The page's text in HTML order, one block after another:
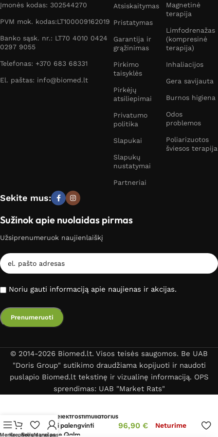
Įmonės kodas: 302544270
PVM mok. kodas:LT100009162019
Banko sąsk. nr.: LT70 4010 0424
0297 9055
Telefonas: +370 683 68331
El. paštas: info@biomed.lt
Atsiskaitymas
Pristatymas
Garantija ir
grąžinimas
Pirkimo
taisyklės
Pirkėjų
atsiliepimai
Privatumo
politika
Slapukai
Slapukų
nustatymai
Partneriai
Magnetinė
terapija
Limfodrenažas
(kompresinė
terapija)
Inhaliacijos
Gera savijauta
Burnos higiena
Odos
problemos
Poliarizuotos
šviesos terapija
Sekite mus:
Sužinok apie nuolaidas pirmas
Užsiprenumeruok naujienlaiškį
Noriu gauti informaciją apie naujienas ir akcijas.
© 2014-2026 Biomed.lt. Visos teisės saugomos. Be UAB
"Doris Group" sutikimo draudžiama kopijuoti ir naudoti
puslapio Biomed.lt tekstinę ir vizualinę informaciją. OPS
sprendimas: UAB "Market Rats"
MeniuKrepšelisNorų sąrašas
Mano paskyra
Belaidis elektrostimuliatorius
migrenai palengvinti
PainGone Qalm
96,90 € Neturime